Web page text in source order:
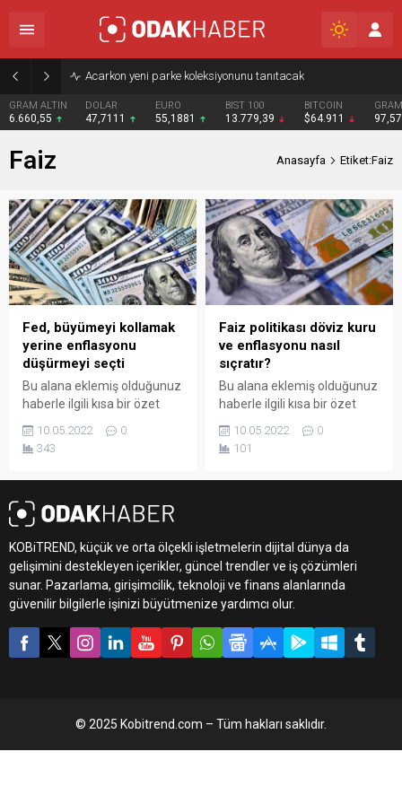
Acarkon yeni parke koleksiyonunu tanıtacak
GRAM ALTIN
6.660,55
DOLAR
47,7111
EURO
55,1881
BIST 100
13.779,39
BITCOIN
$64.911
Faiz Anasayfa Etiket:Faiz
Fed, büyümeyi kollamak
yerine enflasyonu
düşürmeyi seçti
Bu alana eklemiş olduğunuz
haberle ilgili kısa bir özet
metin yazı düzenleme
sayfasında "Özet"
altında kalın olarak bu
şekilde gösterilir,
eklenmemişse bu alan boş
kalır.
10.05.2022
0
343
Faiz politikası döviz kuru
ve enflasyonu nasıl
sıçratır?
Bu alana eklemiş olduğunuz
haberle ilgili kısa bir özet
metin yazı düzenleme
sayfasında "Özet"
eklenmemişse bu alan boş
kalır.
10.05.2022
0
101
KOBiTREND, küçük ve orta ölçekli işletmelerin dijital dünya da
gelişimini destekleyen içerikler, güncel trendler ve iş çözümleri
sunar. Pazarlama, girişimcilik, teknoloji ve finans alanlarında
güvenilir bilgilerle işinizi büyütmenize yardımcı olur.
© 2025 Kobitrend.com – Tüm hakları saklıdır.